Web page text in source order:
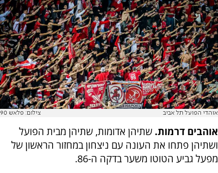
אוהדי הפועל תל אביב צילום: פלאש 90
אוהבים דרמות. שתיהן אדומות, שתיהן מבית הפועל
ושתיהן פתחו את העונה עם ניצחון במחזור הראשון של
מפעל גביע הטוטו משער בדקה ה-86.